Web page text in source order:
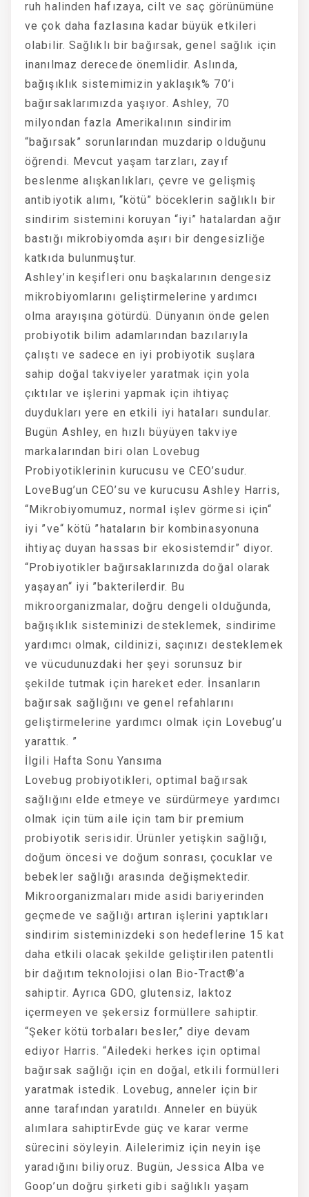
ruh halinden hafızaya, cilt ve saç görünümüne
ve çok daha fazlasına kadar büyük etkileri
olabilir. Sağlıklı bir bağırsak, genel sağlık için
inanılmaz derecede önemlidir. Aslında,
bağışıklık sistemimizin yaklaşık% 70’i
bağırsaklarımızda yaşıyor. Ashley, 70
milyondan fazla Amerikalının sindirim
“bağırsak” sorunlarından muzdarip olduğunu
öğrendi. Mevcut yaşam tarzları, zayıf
beslenme alışkanlıkları, çevre ve gelişmiş
antibiyotik alımı, “kötü” böceklerin sağlıklı bir
sindirim sistemini koruyan “iyi” hatalardan ağır
bastığı mikrobiyomda aşırı bir dengesizliğe
katkıda bulunmuştur.
Ashley’in keşifleri onu başkalarının dengesiz
mikrobiyomlarını geliştirmelerine yardımcı
olma arayışına götürdü. Dünyanın önde gelen
probiyotik bilim adamlarından bazılarıyla
çalıştı ve sadece en iyi probiyotik suşlara
sahip doğal takviyeler yaratmak için yola
çıktılar ve işlerini yapmak için ihtiyaç
duydukları yere en etkili iyi hataları sundular.
Bugün Ashley, en hızlı büyüyen takviye
markalarından biri olan Lovebug
Probiyotiklerinin kurucusu ve CEO’sudur.
LoveBug’un CEO’su ve kurucusu Ashley Harris,
“Mikrobiyomumuz, normal işlev görmesi için“
iyi ”ve“ kötü ”hataların bir kombinasyonuna
ihtiyaç duyan hassas bir ekosistemdir” diyor.
“Probiyotikler bağırsaklarınızda doğal olarak
yaşayan“ iyi ”bakterilerdir. Bu
mikroorganizmalar, doğru dengeli olduğunda,
bağışıklık sisteminizi desteklemek, sindirime
yardımcı olmak, cildinizi, saçınızı desteklemek
ve vücudunuzdaki her şeyi sorunsuz bir
şekilde tutmak için hareket eder. İnsanların
bağırsak sağlığını ve genel refahlarını
geliştirmelerine yardımcı olmak için Lovebug’u
yarattık. ”
İlgili Hafta Sonu Yansıma
Lovebug probiyotikleri, optimal bağırsak
sağlığını elde etmeye ve sürdürmeye yardımcı
olmak için tüm aile için tam bir premium
probiyotik serisidir. Ürünler yetişkin sağlığı,
doğum öncesi ve doğum sonrası, çocuklar ve
bebekler sağlığı arasında değişmektedir.
Mikroorganizmaları mide asidi bariyerinden
geçmede ve sağlığı artıran işlerini yaptıkları
sindirim sisteminizdeki son hedeflerine 15 kat
daha etkili olacak şekilde geliştirilen patentli
bir dağıtım teknolojisi olan Bio-Tract®’a
sahiptir. Ayrıca GDO, glutensiz, laktoz
içermeyen ve şekersiz formüllere sahiptir.
“Şeker kötü torbaları besler,” diye devam
ediyor Harris. “Ailedeki herkes için optimal
bağırsak sağlığı için en doğal, etkili formülleri
yaratmak istedik. Lovebug, anneler için bir
anne tarafından yaratıldı. Anneler en büyük
alımlara sahiptirEvde güç ve karar verme
sürecini söyleyin. Ailelerimiz için neyin işe
yaradığını biliyoruz. Bugün, Jessica Alba ve
Goop’un doğru şirketi gibi sağlıklı yaşam